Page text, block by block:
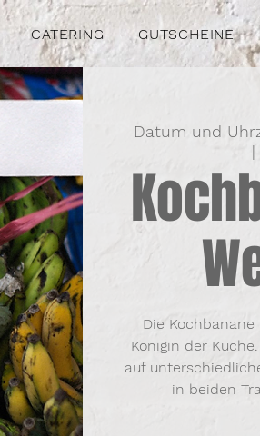
CATERING GUTSCHEINE
Datum und
  |
Die
Königin der
auf
in beiden